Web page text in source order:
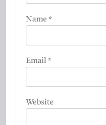
Name*
Email*
Website